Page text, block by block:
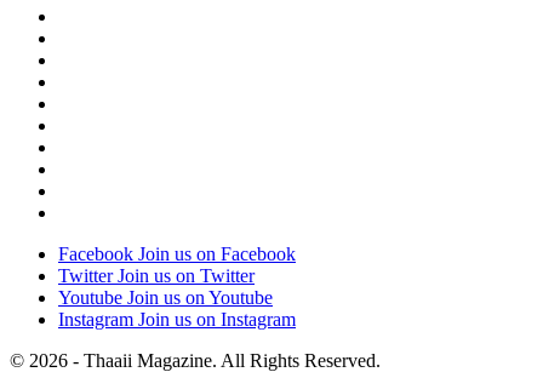
Facebook Join us on Facebook
Twitter Join us on Twitter
Youtube Join us on Youtube
Instagram Join us on Instagram
© 2026 - Thaaii Magazine. All Rights Reserved.